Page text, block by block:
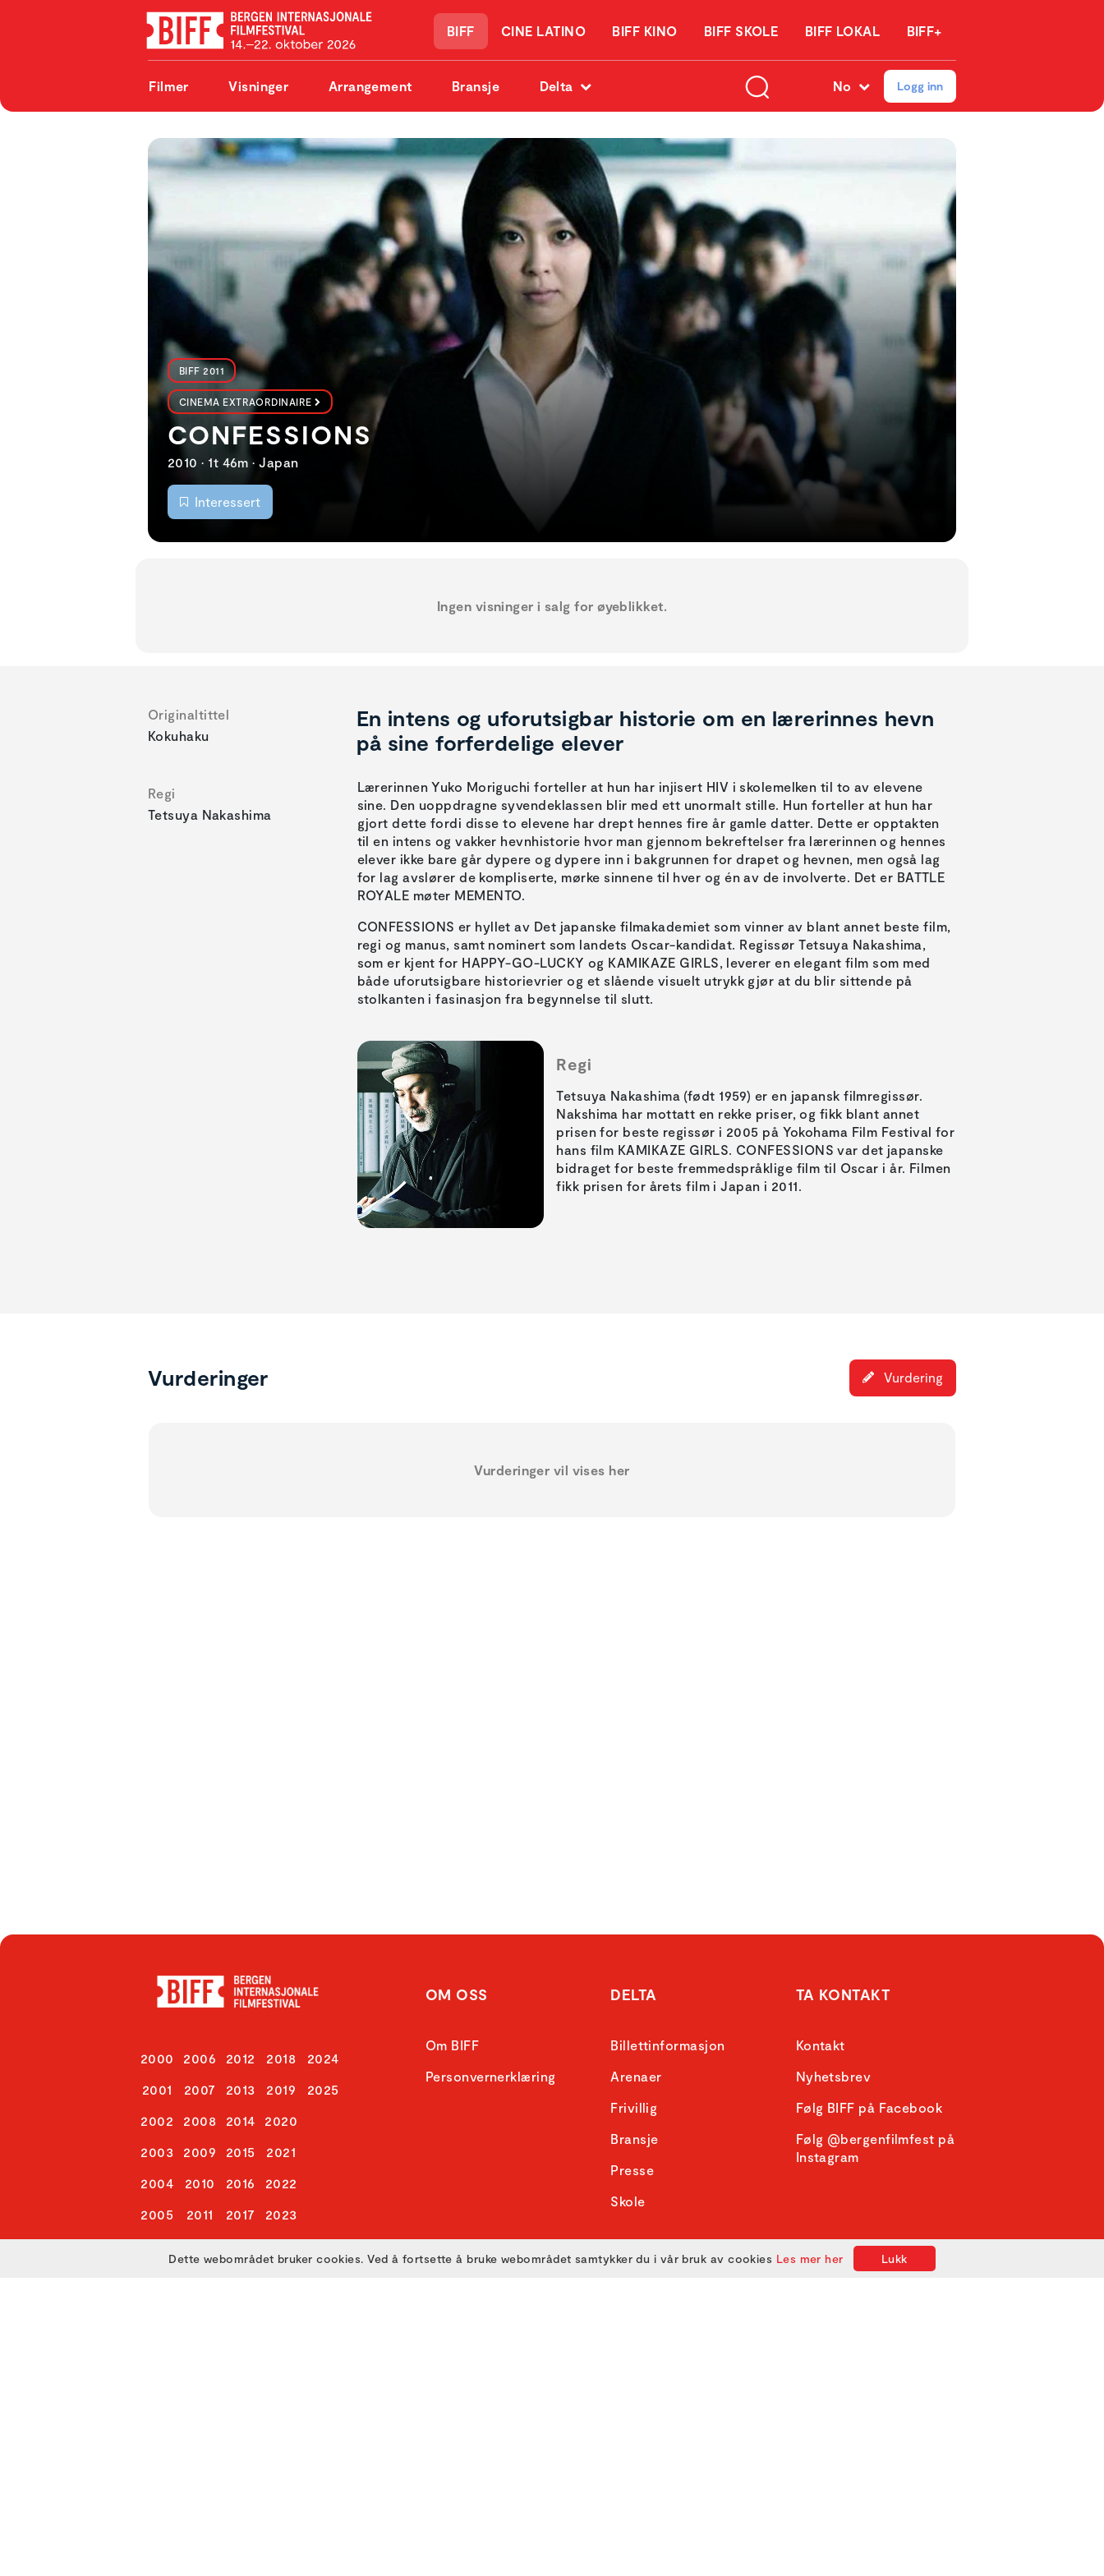
BIFF CINE LATINO BIFF KINO BIFF SKOLE BIFF LOKAL BIFF+
Filmer Visninger Arrangement Bransje Delta No Logg inn
BIFF 2011
CINEMA EXTRAORDINAIRE
CONFESSIONS
2010 • 1t 46m • Japan
Interessert
Ingen visninger i salg for øyeblikket.
Originaltittel
Kokuhaku
Regi
Tetsuya Nakashima
En intens og uforutsigbar historie om en lærerinnes hevn
på sine forferdelige elever
Lærerinnen Yuko Moriguchi forteller at hun har injisert HIV i skolemelken til to av elevene
sine. Den uoppdragne syvendeklassen blir med ett unormalt stille. Hun forteller at hun har
gjort dette fordi disse to elevene har drept hennes fire år gamle datter. Dette er opptakten
til en intens og vakker hevnhistorie hvor man gjennom bekreftelser fra lærerinnen og hennes
elever ikke bare går dypere og dypere inn i bakgrunnen for drapet og hevnen, men også lag
for lag avslører de kompliserte, mørke sinnene til hver og én av de involverte. Det er BATTLE
ROYALE møter MEMENTO.
CONFESSIONS er hyllet av Det japanske filmakademiet som vinner av blant annet beste film,
regi og manus, samt nominert som landets Oscar-kandidat. Regissør Tetsuya Nakashima,
som er kjent for HAPPY-GO-LUCKY og KAMIKAZE GIRLS, leverer en elegant film som med
både uforutsigbare historievrier og et slående visuelt utrykk gjør at du blir sittende på
stolkanten i fasinasjon fra begynnelse til slutt.
Regi
Tetsuya Nakashima (født 1959) er en japansk filmregissør.
Nakshima har mottatt en rekke priser, og fikk blant annet
prisen for beste regissør i 2005 på Yokohama Film Festival for
hans film KAMIKAZE GIRLS. CONFESSIONS var det japanske
bidraget for beste fremmedspråklige film til Oscar i år. Filmen
fikk prisen for årets film i Japan i 2011.
Vurderinger Vurdering
Vurderinger vil vises her
2000
2001
2002
2003
2004
2005
2006
2007
2008
2009
2010
2011
2012
2013
2014
2015
2016
2017
2018
2019
2020
2021
2022
2023
2024
2025
OM OSS
Om BIFF
Personvernerklæring
DELTA
Billettinformasjon
Arenaer
Frivillig
Bransje
Presse
Skole
TA KONTAKT
Kontakt
Nyhetsbrev
Følg BIFF på Facebook
Følg @bergenfilmfest på
Instagram
Lukk
Dette webområdet bruker cookies. Ved å fortsette å bruke webområdet samtykker du i vår bruk av cookies Les mer her